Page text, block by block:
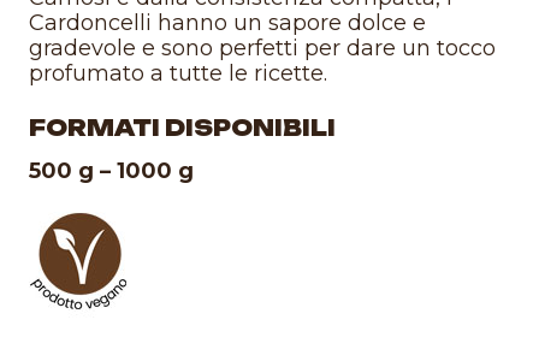
Cardoncelli hanno un sapore dolce e
gradevole e sono perfetti per dare un tocco
profumato a tutte le ricette.
FORMATI DISPONIBILI
500 g – 1000 g